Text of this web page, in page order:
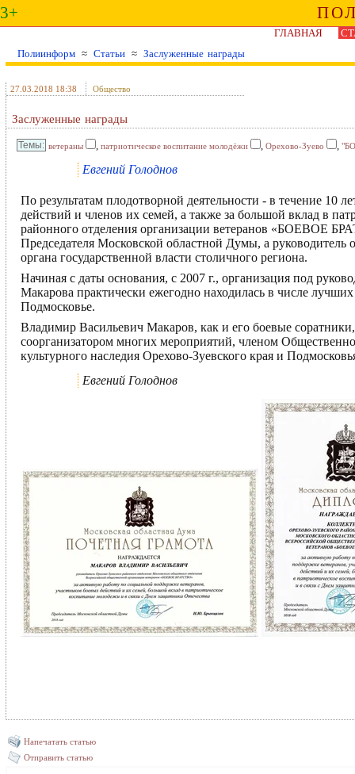
3+
ГЛАВНАЯ
Полиинформ ≈ Статьи ≈ Заслуженные награды
27.03.2018 18:38 Общество
Заслуженные награды
ветераны , патриотическое воспитание молодёжи , Орехово-Зуево ,
Евгений Голоднов
По результатам плодотворной деятельности - в течение 10
действий и членов их семей, а также за большой вклад в
районного отделения организации ветеранов «БОЕВОЕ
Председателя Московской областной Думы, а
органа государственной власти столичного региона.
Начиная с даты основания, с 2007 г., организация под
Макарова практически ежегодно находилась в числе
Подмосковье.
Владимир Васильевич Макаров, как и его боевые
соорганизатором многих мероприятий, членом
культурного наследия Орехово-Зуевского края и
Евгений Голоднов
Напечатать статью
Отправить статью